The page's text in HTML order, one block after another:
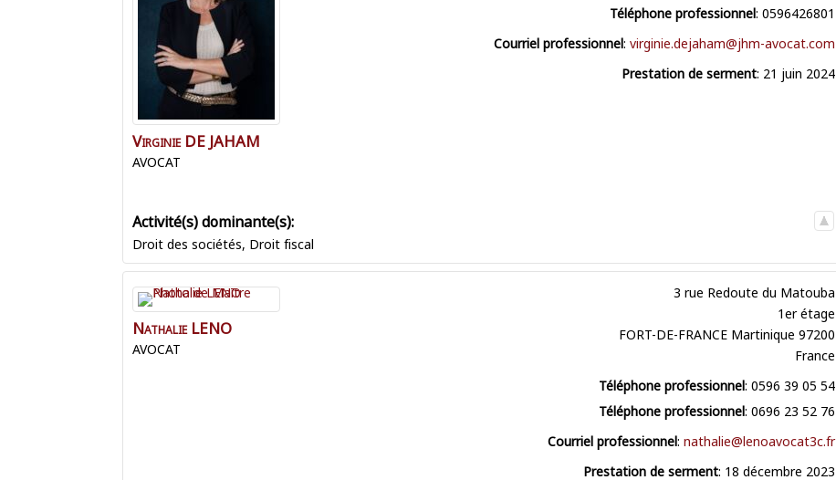
VirginieDE JAHAM
AVOCAT
Téléphone professionnel: 0596426801
Courriel professionnel: virginie.dejaham@jhm-avocat.com
Prestation de serment: 21 juin 2024
Droit des sociétés, Droit fiscal
NathalieLENO
AVOCAT
3 rue Redoute du Matouba
1er étage
FORT-DE-FRANCE Martinique 97200
France
Téléphone professionnel: 0596 39 05 54
Téléphone professionnel: 0696 23 52 76
Courriel professionnel: nathalie@lenoavocat3c.fr
Prestation de serment: 18 décembre 2023